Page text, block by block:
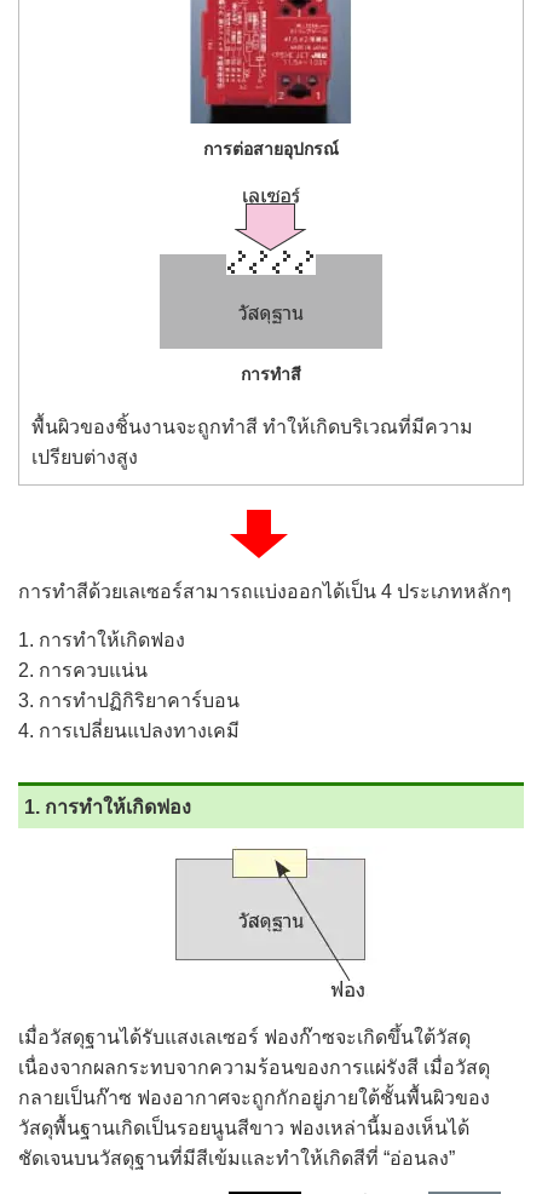
การต่อสายอุปกรณ์
การทำสี
พื้นผิวของชิ้นงานจะถูกทำสี ทำให้เกิดบริเวณที่มีความ
เปรียบต่างสูง
การทำสีด้วยเลเซอร์สามารถแบ่งออกได้เป็น 4 ประเภทหลักๆ
การทำให้เกิดฟอง
การควบแน่น
การทำปฏิกิริยาคาร์บอน
การเปลี่ยนแปลงทางเคมี
1. การทำให้เกิดฟอง
เมื่อวัสดุฐานได้รับแสงเลเซอร์ ฟองก๊าซจะเกิดขึ้นใต้วัสดุ
เนื่องจากผลกระทบจากความร้อนของการแผ่รังสี เมื่อวัสดุ
กลายเป็นก๊าซ ฟองอากาศจะถูกกักอยู่ภายใต้ชั้นพื้นผิวของ
วัสดุพื้นฐานเกิดเป็นรอยนูนสีขาว ฟองเหล่านี้มองเห็นได้
ชัดเจนบนวัสดุฐานที่มีสีเข้มและทำให้เกิดสีที่ “อ่อนลง”